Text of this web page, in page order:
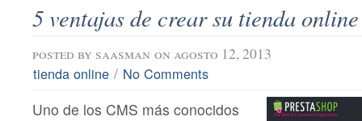
5 ventajas de crear su tienda
posted by saasman on agosto 12, 2013
tienda online / No Comments
Uno de los CMS más conocidos